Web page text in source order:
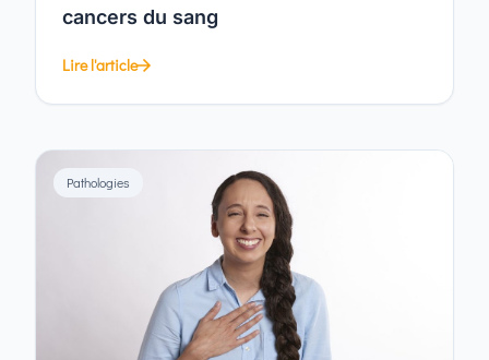
cancers du sang
Lire l'article
Pathologies